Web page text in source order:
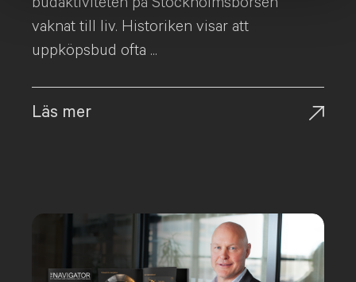
vaknat till liv. Historiken visar att
uppköpsbud ofta ...
Läs mer